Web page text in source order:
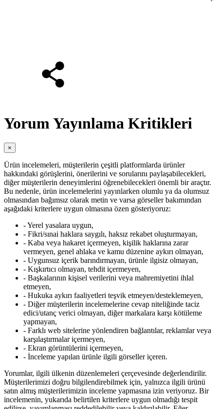
Yorum Yayınlama Kritikleri
×
Ürün incelemeleri, müşterilerin çeşitli platformlarda ürünler
hakkındaki görüşlerini, önerilerini ve sorularını paylaşabilecekleri,
diğer müşterilerin deneyimlerini öğrenebilecekleri önemli bir araçtır.
Bu nedenle, ürün incelemelerini yayınlarken olumlu ya da olumsuz
olmasından bağımsız olarak metin ve varsa görseller bakımından
aşağıdaki kriterlere uygun olmasına özen gösteriyoruz:
- Yerel yasalara uygun,
- Fikri/sınai haklara saygılı, haksız rekabet oluşturmayan,
- Kaba veya hakaret içermeyen, kişilik haklarına zarar
vermeyen, genel ahlaka ve kamu düzenine aykırı olmayan,
- Uygunsuz içerik barındırmayan, ürünle ilgisiz olmayan,
- Kışkırtıcı olmayan, tehdit içermeyen,
- Başkalarının kişisel verilerini veya mahremiyetini ihlal
etmeyen,
- Hukuka aykırı faaliyetleri teşvik etmeyen/desteklemeyen,
- Diğer müşterilerin incelemelerine cevap niteliğinde taciz
edici/utanç verici olmayan, diğer markalara karşı kötüleme
yapmayan,
- Farklı web sitelerine yönlendiren bağlantılar, reklamlar veya
karşılaştırmalar içermeyen,
- Ekran görüntülerini içermeyen,
- İnceleme yapılan ürünle ilgili görseller içeren.
Yorumlar, ilgili ülkenin düzenlemeleri çerçevesinde değerlendirilir.
Müşterilerimizi doğru bilgilendirebilmek için, yalnızca ilgili ürünü
satın almış müşterilerimizin inceleme yapmasına izin veriyoruz. Bir
incelemenin, yukarıda belirtilen kriterlere uygun olmadığı tespit